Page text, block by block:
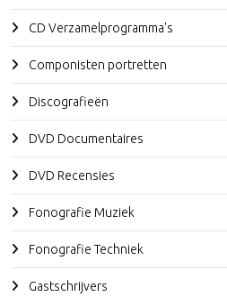
CD Verzamelprogramma's
Componisten portretten
Discografieën
DVD Documentaires
DVD Recensies
Fonografie Muziek
Fonografie Techniek
Gastschrijvers